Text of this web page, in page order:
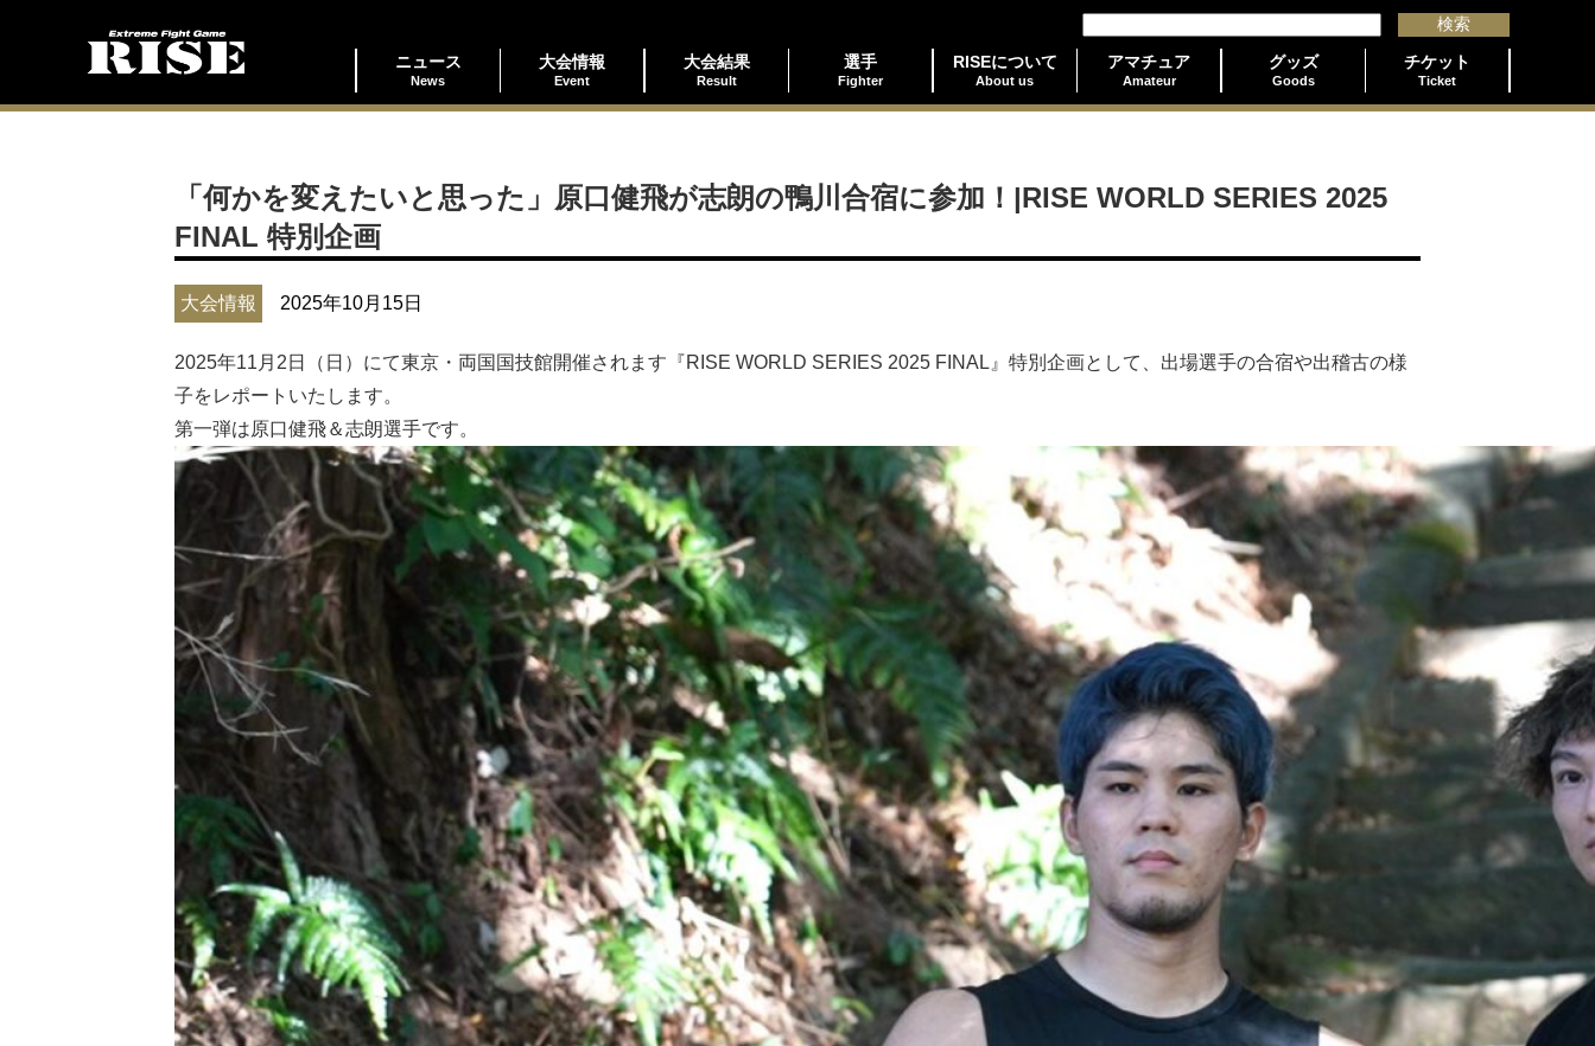
ニュース
News
大会情報
Event
大会結果
Result
選手
Fighter
RISEについて
About us
アマチュア
Amateur
グッズ
Goods
チケット
Ticket
「何かを変えたいと思った」原口健飛が志朗の鴨川合宿に参加！|RISE WORLD SERIES 2025
FINAL 特別企画
大会情報 2025年10月15日
2025年11月2日（日）にて東京・両国国技館開催されます『RISE WORLD SERIES 2025 FINAL』特別企画として、出場選手の合宿や出稽古の様
子をレポートいたします。
第一弾は原口健飛＆志朗選手です。